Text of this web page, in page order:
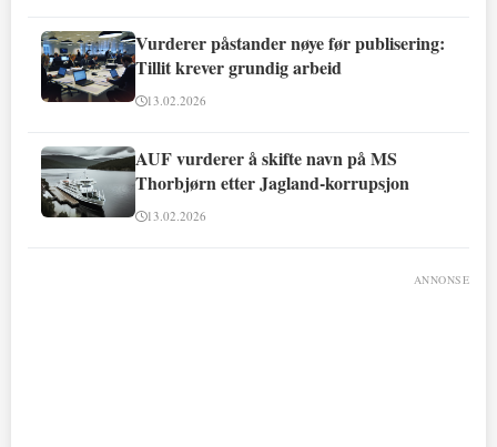
Vurderer påstander nøye før publisering:
Tillit krever grundig arbeid
13.02.2026
AUF vurderer å skifte navn på MS
Thorbjørn etter Jagland-korrupsjon
13.02.2026
ANNONSE